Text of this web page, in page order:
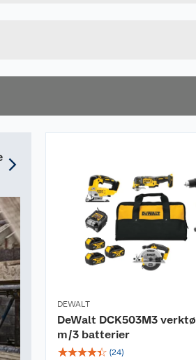
DEWALT
DeWalt DCK503M3
m/3 batterier
☆☆☆☆☆ (24)